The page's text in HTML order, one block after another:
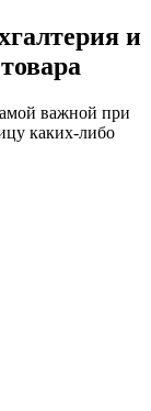
и
важной при
каких-либо